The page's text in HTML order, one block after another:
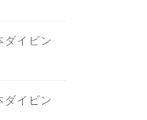
ダイビン
ダイビン